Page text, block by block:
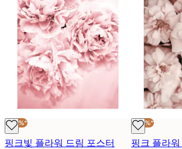
-40%*
핑크빛 플라워 드림 포스터
-40%*
핑크 플라